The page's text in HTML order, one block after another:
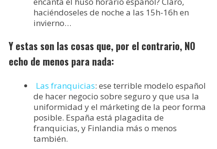
haciéndoseles de noche a las 15h-16h en
invierno…
Y estas son las cosas que, por el contrario, NO
echo de menos para nada:
Las franquicias: ese terrible modelo español
de hacer negocio sobre seguro y que usa la
uniformidad y el márketing de la peor forma
posible. España está plagadita de
franquicias, y Finlandia más o menos
también.